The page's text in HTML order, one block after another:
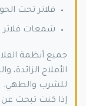
فلاتر تحت
شمعات فلاتر
جميع أنظمة
الأملاح
للشرب والطهي.
إذا كنت تبحث